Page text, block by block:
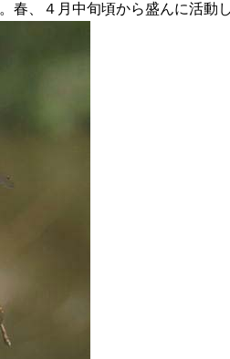
春、４月中旬頃から盛んに活動し